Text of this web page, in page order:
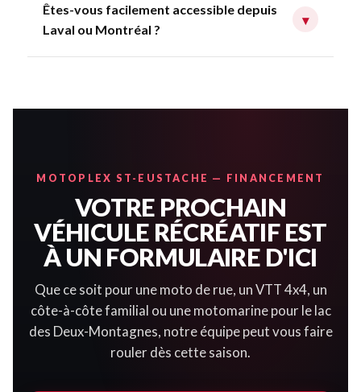
Êtes-vous facilement accessible depuis
Laval ou Montréal ?
▾
MOTOPLEX ST-EUSTACHE — FINANCEMENT
VOTRE PROCHAIN
VÉHICULE RÉCRÉATIF EST
À UN FORMULAIRE D'ICI
Que ce soit pour une moto de rue, un VTT 4x4, un
côte-à-côte familial ou une motomarine pour le lac
des Deux-Montagnes, notre équipe peut vous faire
rouler dès cette saison.